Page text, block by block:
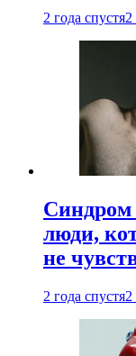
2 года спустя2
Синдром
люди,
не
2 года спустя2